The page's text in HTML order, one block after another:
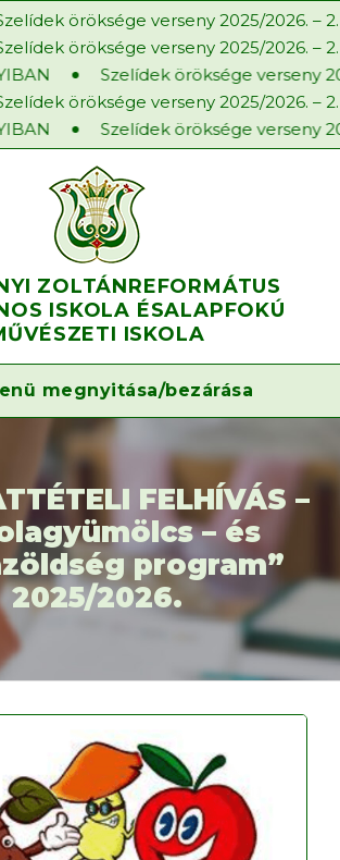
öröksége verseny 2025/2026. – 2.
öröksége verseny 2025/2026. – 2.
Szelídek öröksége verseny
öröksége verseny 2025/2026. – 2.
Szelídek öröksége verseny
ZOLTÁNREFORMÁTUS
ISKOLA ÉSALAPFOKÚ
ISKOLA
megnyitása/bezárása
FELHÍVÁS –
– és
program”
2025/2026.